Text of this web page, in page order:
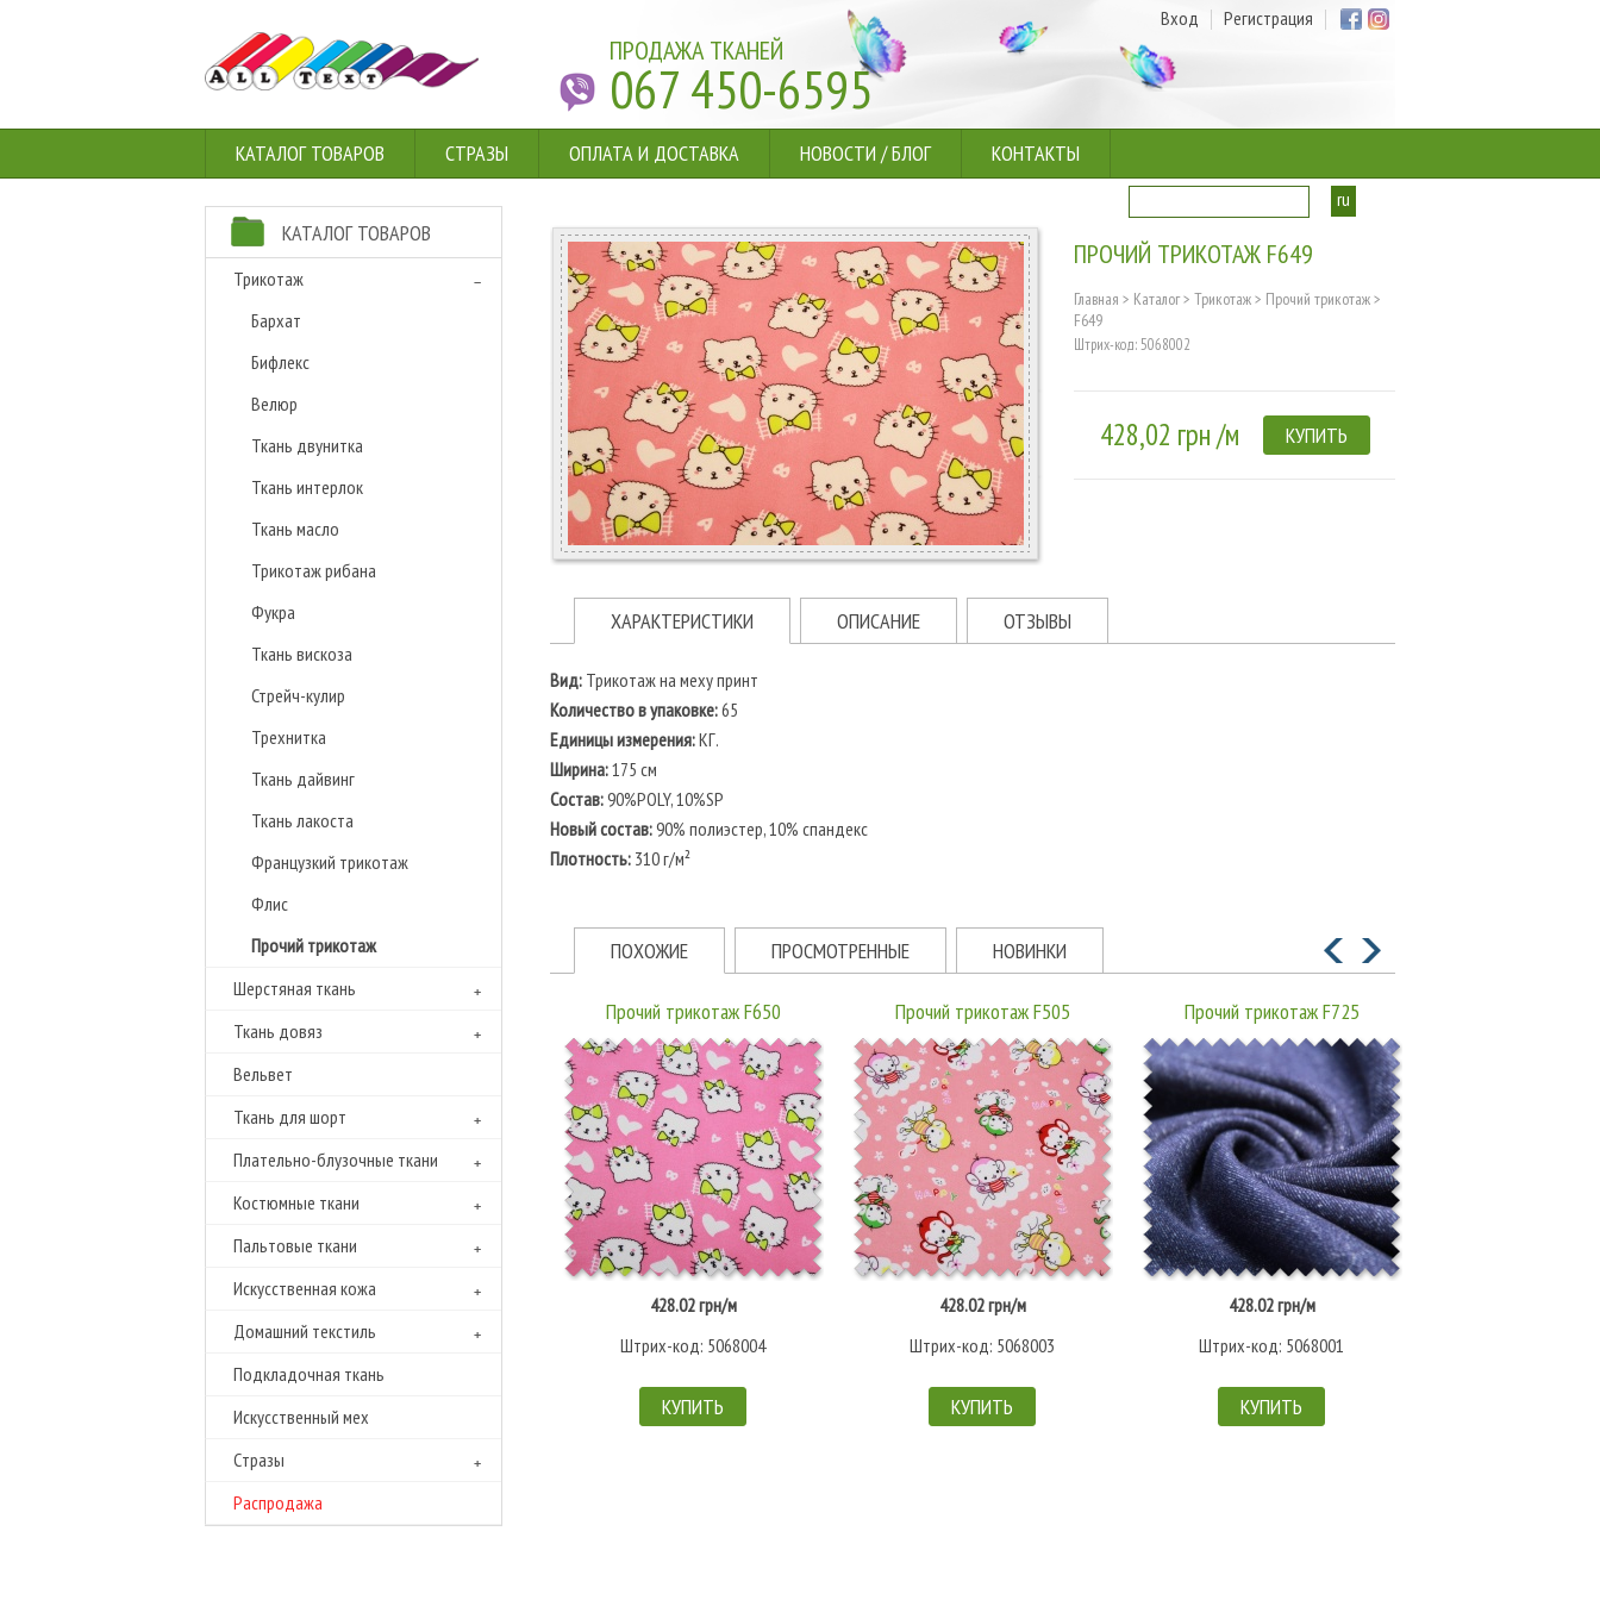
ПРОДАЖА ТКАНЕЙ
067 450-6595
Вход Регистрация
КАТАЛОГ ТОВАРОВ СТРАЗЫ ОПЛАТА И ДОСТАВКА НОВОСТИ /БЛОГ КОНТАКТЫ
ru
КАТАЛОГ ТОВАРОВ
Трикотаж
Бархат
Бифлекс
Велюр
Ткань двунитка
Ткань интерлок
Ткань масло
Трикотаж рибана
Фукра
Ткань вискоза
Стрейч-кулир
Трехнитка
Ткань дайвинг
Ткань лакоста
Французкий трикотаж
Флиc
Прочий трикотаж
Шерстяная ткань
Ткань довяз
Вельвет
Ткань для шорт
Плательно-блузочные ткани
Костюмные ткани
Пальтовые ткани
Искусственная кожа
Домашний текстиль
Подкладочная ткань
Искусственный мех
Cтразы
Распродажа
ПРОЧИЙ ТРИКОТАЖ F649
Главная > Каталог> Трикотаж> Прочий трикотаж>
F649
Штрих-код: 5068002
428,02 грн /м КУПИТЬ
ХАРАКТЕРИСТИКИ ОПИСАНИЕ ОТЗЫВЫ
Вид: Трикотаж на меху принт
Количество в упаковке:65
Единицы измерения:КГ.
Ширина:175 см
Состав:90%POLY, 10%SP
Новый состав:90% полиэстер, 10% спандекс
Плотность: 310 г/м²
ПОХОЖИЕ ПРОСМОТРЕННЫЕ НОВИНКИ
Прочий трикотаж F650
428.02 грн/м
Штрих-код: 5068004
КУПИТЬ
Прочий трикотаж F505
428.02 грн/м
Штрих-код: 5068003
КУПИТЬ
Прочий трикотаж F725
428.02 грн/м
Штрих-код: 5068001
КУПИТЬ